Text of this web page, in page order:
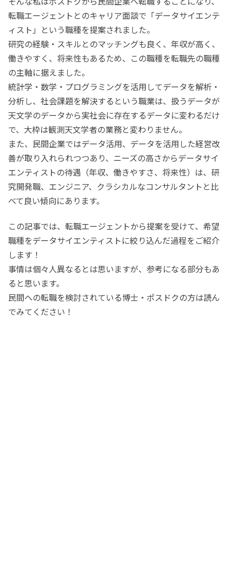
転職エージェントとのキャリア面談で「データサイエンテ
ィスト」という職種を提案されました。
研究の経験・スキルとのマッチングも良く、年収が高く、
働きやすく、将来性もあるため、この職種を転職先の職種
の主軸に据えました。
統計学・数学・プログラミングを活用してデータを解析・
分析し、社会課題を解決するという職業は、扱うデータが
天文学のデータから実社会に存在するデータに変わるだけ
で、大枠は観測天文学者の業務と変わりません。
また、民間企業ではデータ活用、データを活用した経営改
善が取り入れられつつあり、ニーズの高さからデータサイ
エンティストの待遇（年収、働きやすさ、将来性）は、研
究開発職、エンジニア、クラシカルなコンサルタントと比
べて良い傾向にあります。
この記事では、転職エージェントから提案を受けて、希望
職種をデータサイエンティストに絞り込んだ過程をご紹介
します！
事情は個々人異なるとは思いますが、参考になる部分もあ
ると思います。
民間への転職を検討されている博士・ポスドクの方は読ん
でみてください！